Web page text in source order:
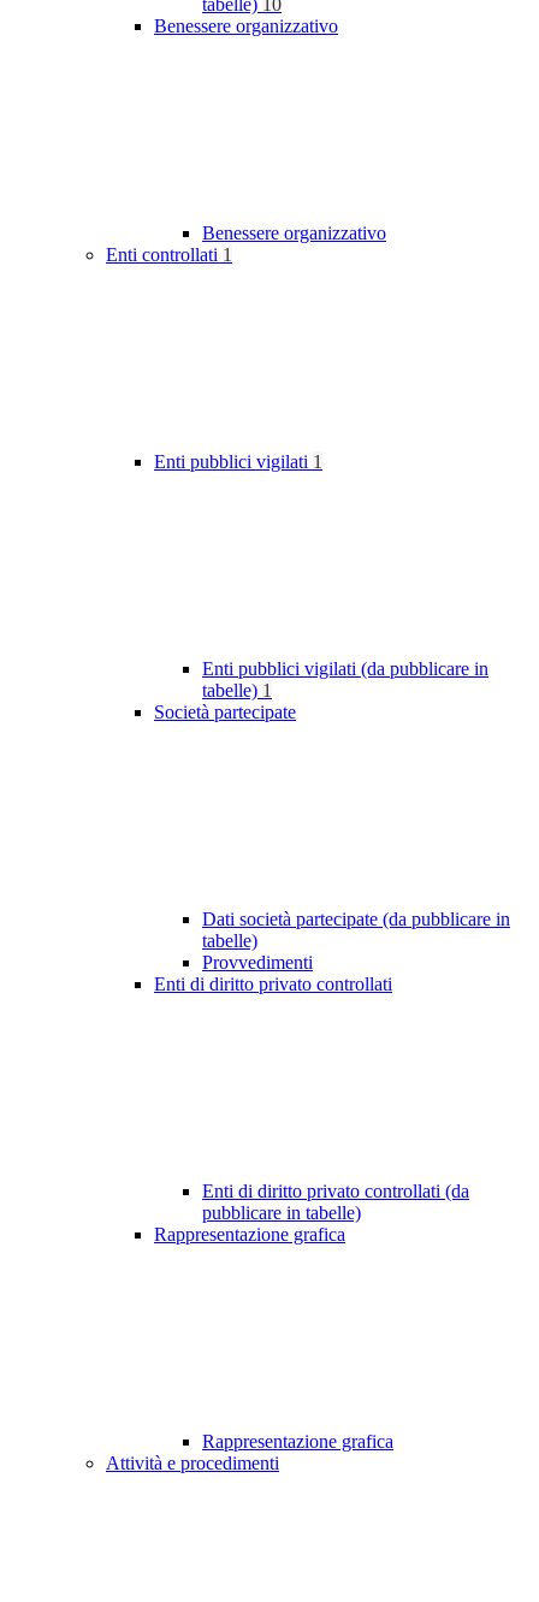
tabelle)
10
Benessere organizzativo
Benessere organizzativo
Enti controllati 1
Enti pubblici vigilati 1
Enti pubblici vigilati (da pubblicare in
tabelle) 1
Società partecipate
Dati società partecipate (da pubblicare in
tabelle)
Provvedimenti
Enti di diritto privato controllati
Enti di diritto privato controllati (da
pubblicare in tabelle)
Rappresentazione grafica
Rappresentazione grafica
Attività e procedimenti